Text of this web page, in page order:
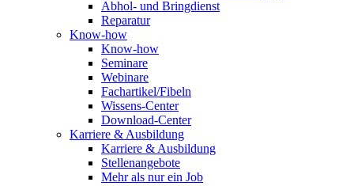
Abhol- und Bringdienst
Reparatur
Know-how
Know-how
Seminare
Webinare
Fachartikel/Fibeln
Wissens-Center
Download-Center
Karriere & Ausbildung
Karriere & Ausbildung
Stellenangebote
Mehr als nur ein Job